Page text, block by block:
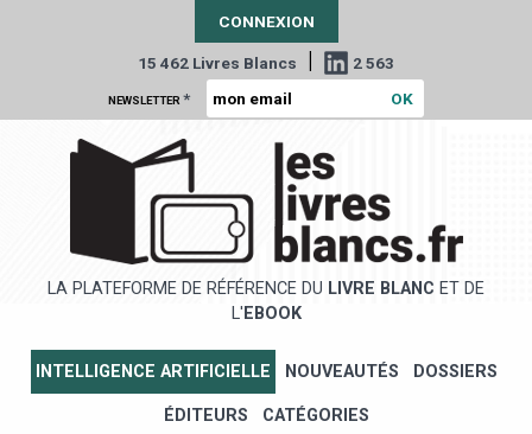
CONNEXION
15 462 Livres Blancs | 2 563
NEWSLETTER *
LA PLATEFORME DE RÉFÉRENCE DU LIVRE BLANC ET DE
L' EBOOK
INTELLIGENCE ARTIFICIELLE NOUVEAUTÉS DOSSIERS
ÉDITEURS CATÉGORIES